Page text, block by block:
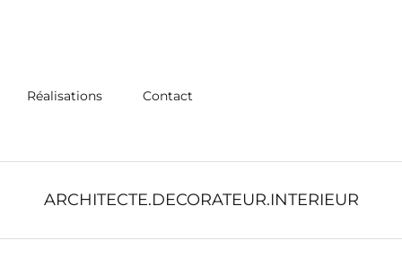
Réalisations Contact
ARCHITECTE.DECORATEUR.INTERIEUR